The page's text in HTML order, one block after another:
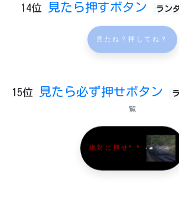
14位 見たら押すボタン ラン
見たね？押してね？
15位 見たら必ず押せボタン
覧
絶対に押せ^ ^